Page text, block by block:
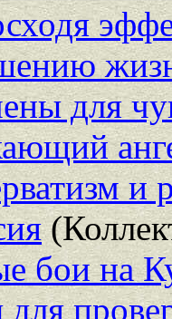
для
и
бои на